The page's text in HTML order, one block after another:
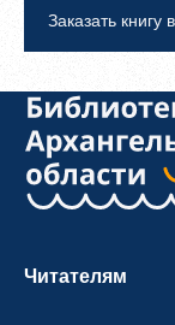
Заказать книгу
Читателям